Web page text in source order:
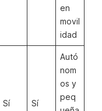
en
movil
idad
Sí Sí
Autó
nom
os y
peq